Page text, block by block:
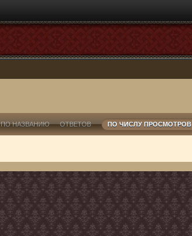
ПО НАЗВАНИЮ ОТВЕТОВ ПО ЧИСЛУ ПРОСМОТРОВ